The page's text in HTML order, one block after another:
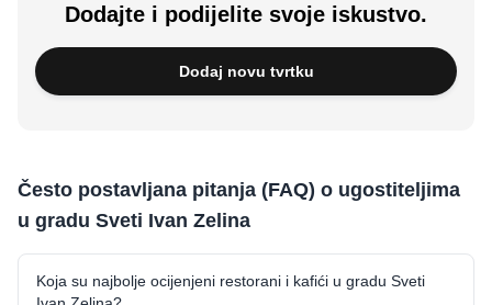
Dodajte i podijelite svoje iskustvo.
Dodaj novu tvrtku
Često postavljana pitanja (FAQ) o ugostiteljima
u gradu Sveti Ivan Zelina
Koja su najbolje ocijenjeni restorani i kafići u gradu Sveti